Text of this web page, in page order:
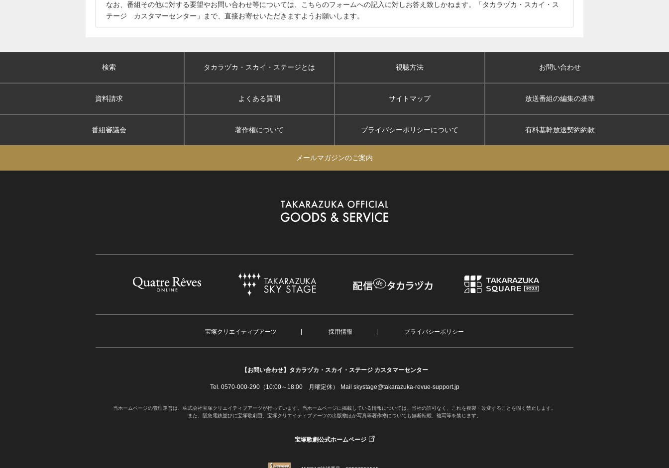
なお、番組その他に対する要望やお問い合わせ等については、こちらのフォームへの記入に対しお答え致しかねます。「タカラヅカ・スカイ・ス
テージ カスタマーセンター」まで、直接お寄せいただきますようお願いします。
検索 タカラヅカ・スカイ ・ステージとは 視聴方法 お問い合わせ
資料請求 よくある質問 サイトマップ 放送番組の編集の基準
番組審議会 著作権について プライバシーポリシーについて 有料基幹放送契約約款
メールマガジンのご案内
宝塚クリエイティブアーツ 採用情報 プライバシーポリシー
【お問い合わせ】 タカラヅカ・スカイ・ステージ カスタマーセンター
Tel. 0570-000-290（10:00～18:00 月曜定休） Mail skystage@takarazuka-revue-support.jp
当ホームページの管理運営は、株式会社宝塚クリエイティブアーツが行っています。当ホームページに掲載している情報については、当社の許可なく、これを複製・改変することを固く禁止します。
また、阪急電鉄並びに宝塚歌劇団、宝塚クリエイティブアーツの出版物ほか写真等著作物についても無断転載、複写等を禁じます。
宝塚歌劇公式ホームページ